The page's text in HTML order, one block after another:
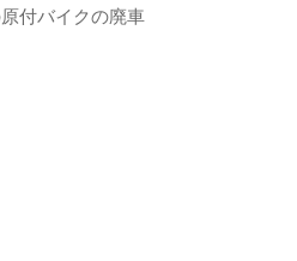
付バイクの廃車